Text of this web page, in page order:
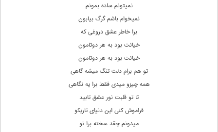
نمیتونم ساده بمونم
نمیخوام باشم گرگ بیابون
برا خاطر عشق دروغی که
خیانت بود به هر دوتامون
خیانت بود به هر دوتامون
تو هم برام دلت تنگ میشه گاهی
همه چیزو میدی فقط برا یه نگاهی
تا تو قلبت نور عشق تابید
فراموش کنی این دنیای تاریکو
میدونم چقد سخته برا تو